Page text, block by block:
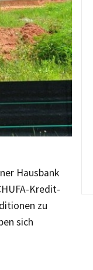
Hausbank
Kredit-
zu
sich